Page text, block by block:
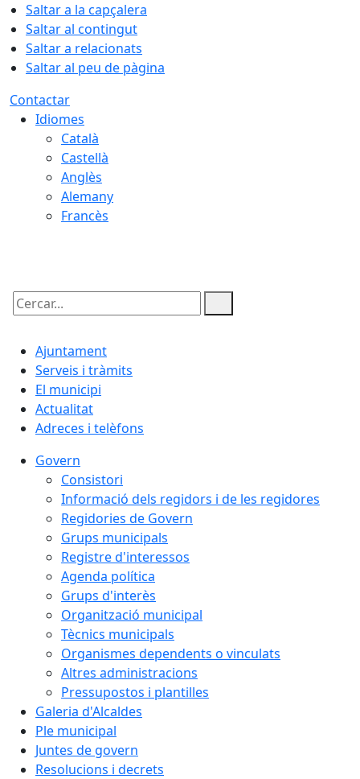
Saltar a la capçalera
Saltar al contingut
Saltar a relacionats
Saltar al peu de pàgina
Contactar
Idiomes
Català
Castellà
Anglès
Alemany
Francès
Cercar:
Ajuntament
Serveis i tràmits
El municipi
Actualitat
Adreces i telèfons
Govern
Consistori
Informació dels regidors i de les regidores
Regidories de Govern
Grups municipals
Registre d'interessos
Agenda política
Grups d'interès
Organització municipal
Tècnics municipals
Organismes dependents o vinculats
Altres administracions
Pressupostos i plantilles
Galeria d'Alcaldes
Ple municipal
Juntes de govern
Resolucions i decrets